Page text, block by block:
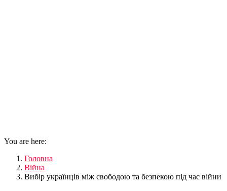
You are here:
Головна
Війна
Вибір українців між свободою та безпекою під час війни